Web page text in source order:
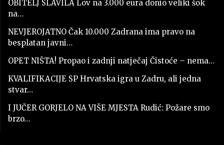
OBITELJ SLAVILA Lov na 3.000 eura donio veliki šok
na…
NEVJEROJATNO Čak 10.000 Zadrana ima pravo na
besplatan javni…
OPET NIŠTA! Propao i zadnji natječaj Čistoće – nema…
KVALIFIKACIJE SP Hrvatska igra u Zadru, ali jedna
stvar…
I JUČER GORJELO NA VIŠE MJESTA Rudić: Požare smo
brzo…